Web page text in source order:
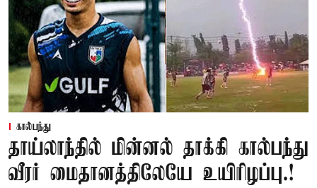
கால்பந்து
தாய்லாந்தில் மின்னல் தாக்கி கால்பந்து
வீரர் மைதானத்திலேயே உயிரிழப்பு.!